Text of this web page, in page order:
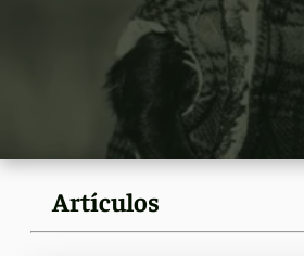
Artículos